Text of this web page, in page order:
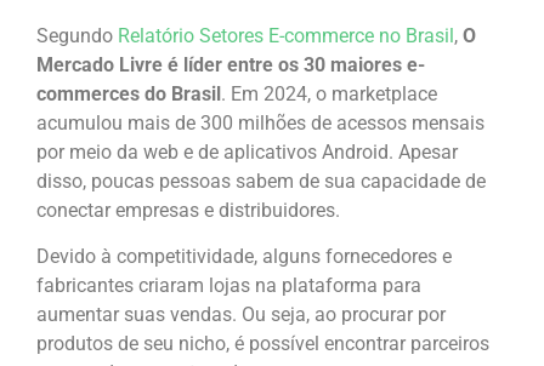
Segundo Relatório Setores E-commerce no Brasil, O
Mercado Livre é líder entre os 30 maiores e-
commerces do Brasil. Em 2024, o marketplace
acumulou mais de 300 milhões de acessos mensais
por meio da web e de aplicativos Android. Apesar
disso, poucas pessoas sabem de sua capacidade de
conectar empresas e distribuidores.
Devido à competitividade, alguns fornecedores e
fabricantes criaram lojas na plataforma para
aumentar suas vendas. Ou seja, ao procurar por
produtos de seu nicho, é possível encontrar parceiros